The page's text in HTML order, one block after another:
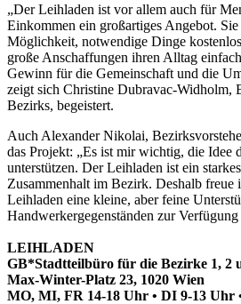
„Der Leihladen ist vor allem auch für
Einkommen ein großartiges Angebot.
Möglichkeit, notwendige Dinge
große Anschaffungen ihren Alltag
Gewinn für die Gemeinschaft und die
zeigt sich Christine Dubravac-Widholm,
Bezirks, begeistert.
Auch Alexander Nikolai,
das Projekt: „Es ist mir wichtig, die Idee
unterstützen. Der Leihladen ist ein
Zusammenhalt im Bezirk. Deshalb freue
Leihladen eine kleine, aber feine
Handwerkergegenständen zur
LEIHLADEN
GB*Stadtteilbüro für die Bezirke 1, 2
Max-Winter-Platz 23, 1020 Wien
MO, MI, FR 14-18 Uhr • DI 9-13 Uhr